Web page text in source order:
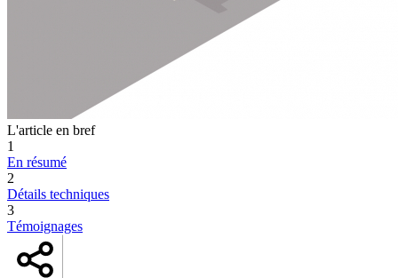
L'article en bref
1
En résumé
2
Détails techniques
3
Témoignages